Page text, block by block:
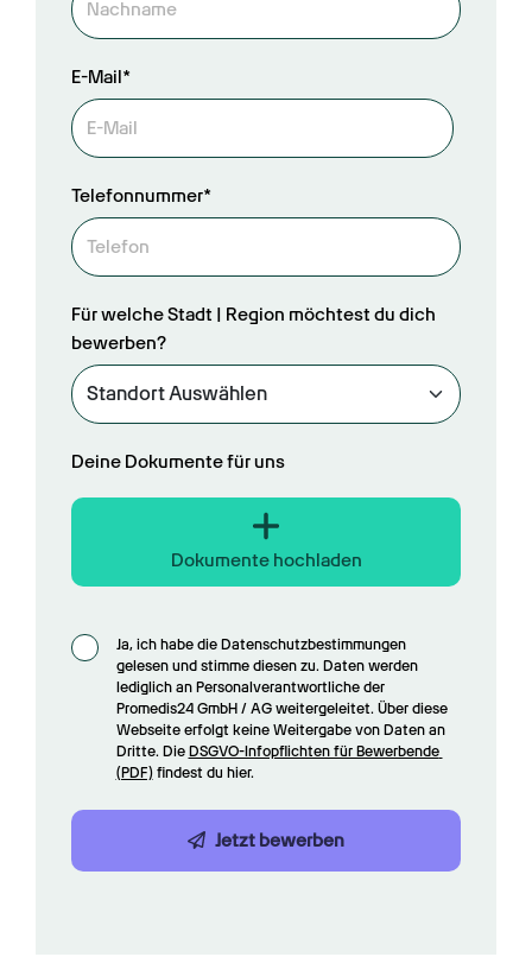
E-Mail*
Telefonnummer*
Für welche Stadt | Region möchtest du dich
bewerben?
Deine Dokumente für uns
Dokumente hochladen
Ja, ich habe die Datenschutzbestimmungen
gelesen und stimme diesen zu. Daten werden
lediglich an Personalverantwortliche der
Promedis24 GmbH / AG weitergeleitet. Über diese
Webseite erfolgt keine Weitergabe von Daten an
Dritte. Die DSGVO-Infopflichten für Bewerbende
(PDF) findest du hier.
Jetzt bewerben